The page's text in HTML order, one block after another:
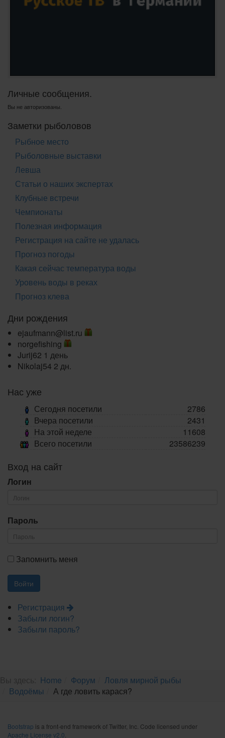
Личные сообщения.
Вы не авторизованы.
Заметки рыболовов
Рыбное место
Рыболовные выставки
Левша
Статьи о наших экспертах
Клубные встречи
Чемпионаты
Полезная информация
Регистрация на сайте не удалась
Прогноз погоды
Какая сейчас температура воды
Уровень воды в реках
Прогноз клева
Дни рождения
ejaufmann@list.ru
norgefishing
Jurij62 1 день
Nikolaj54 2 дн.
Нас уже
Сегодня посетили
2786
Вчера посетили
2431
На этой неделе
11608
Всего посетили
23586239
Вход на сайт
Логин
Пароль
Запомнить меня
Регистрация
Забыли логин?
Забыли пароль?
Home Форум
Ловля мирной рыбы
Водоёмы
А где ловить карася?
Bootstrap is a front-end framework of Twitter, Inc. Code licensed under
Apache License v2.0